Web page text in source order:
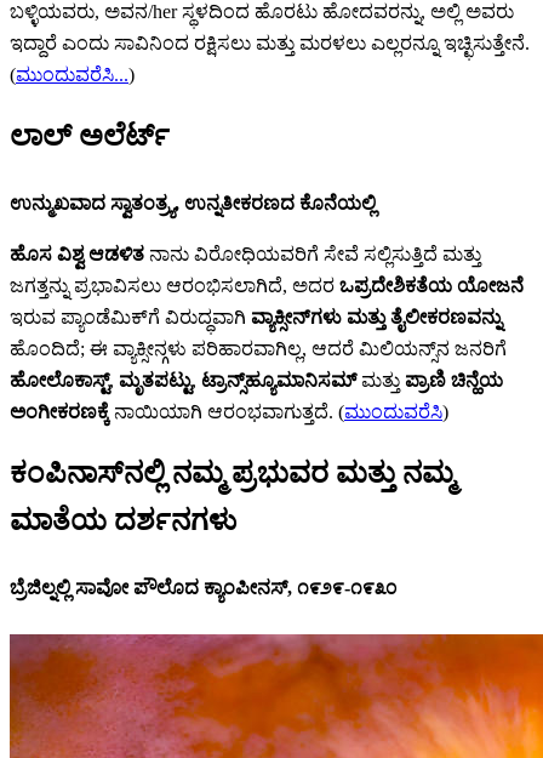
ಬಳ್ಳಿಯವರು, ಅವನ/her ಸ್ಥಳದಿಂದ ಹೊರಟು ಹೋದವರನ್ನು, ಅಲ್ಲಿ ಅವರು
ಇದ್ದಾರೆ ಎಂದು ಸಾವಿನಿಂದ ರಕ್ಷಿಸಲು ಮತ್ತು ಮರಳಲು ಎಲ್ಲರನ್ನೂ ಇಚ್ಛಿಸುತ್ತೇನೆ.
(ಮುಂದುವರೆಸಿ...)
ಲಾಲ್ ಅಲೆರ್ಟ್‌
ಉನ್ಮುಖವಾದ ಸ್ವಾತಂತ್ರ್ಯ, ಉನ್ನತೀಕರಣದ ಕೊನೆಯಲ್ಲಿ
ಹೊಸ ವಿಶ್ವ ಆಡಳಿತ ನಾನು ವಿರೋಧಿಯವರಿಗೆ ಸೇವೆ ಸಲ್ಲಿಸುತ್ತಿದೆ ಮತ್ತು
ಜಗತ್ತನ್ನು ಪ್ರಭಾವಿಸಲು ಆರಂಭಿಸಲಾಗಿದೆ, ಅದರ ಒಪ್ರದೇಶಿಕತೆಯ ಯೋಜನೆ
ಇರುವ ಪ್ಯಾಂಡೆಮಿಕ್‌ಗೆ ವಿರುದ್ಧವಾಗಿ ವ್ಯಾಕ್ಸೀನ್‌‌ಗಳು ಮತ್ತು ತೈಲೀಕರಣವನ್ನು
ಹೊಂದಿದೆ; ಈ ವ್ಯಾಕ್ಸೀನ್ಗಳು ಪರಿಹಾರವಾಗಿಲ್ಲ, ಆದರೆ ಮಿಲಿಯನ್ಸ್‌ನ ಜನರಿಗೆ
ಹೋಲೊಕಾಸ್ಟ್‌, ಮೃತಪಟ್ಟು, ಟ್ರಾನ್ಸ್‌‌ಹ್ಯೂಮಾನಿಸಮ್‌ಮತ್ತು ಪ್ರಾಣಿ ಚಿನ್ಹೆಯ
ಅಂಗೀಕರಣಕ್ಕೆ ನಾಯಿಯಾಗಿ ಆರಂಭವಾಗುತ್ತದೆ. (ಮುಂದುವರೆಸಿ)
ಕಂಪಿನಾಸ್‌ನಲ್ಲಿ ನಮ್ಮ ಪ್ರಭುವರ ಮತ್ತು ನಮ್ಮ
ಮಾತೆಯ ದರ್ಶನಗಳು
ಬ್ರೆಜಿಲ್ನಲ್ಲಿ ಸಾವೋ ಪೌಲೊದ ಕ್ಯಾಂಪೀನಸ್, ೧೯೨೯-೧೯೩೦